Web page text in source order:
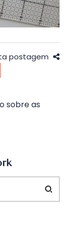
postagem
sobre as